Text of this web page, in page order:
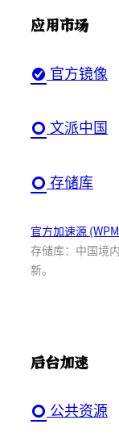
应用市场
官方镜像
文派中国
存储库
官方加速源
存储库：中国境
新。
后台加速
公共资源